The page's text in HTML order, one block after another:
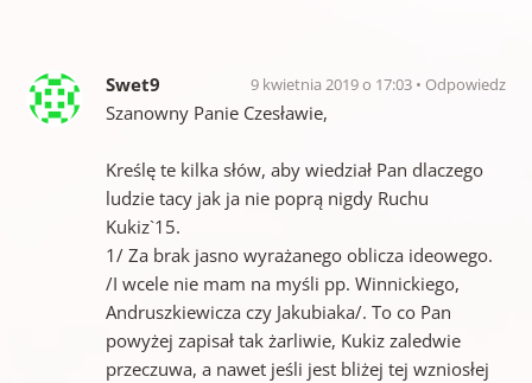
Swet9 9 kwietnia 2019 o 17:03 Odpowiedz
Szanowny Panie Czesławie,
Kreślę te kilka słów, aby wiedział Pan dlaczego
ludzie tacy jak ja nie poprą nigdy Ruchu
Kukiz`15.
1/ Za brak jasno wyrażanego oblicza ideowego.
/I wcele nie mam na myśli pp. Winnickiego,
Andruszkiewicza czy Jakubiaka/. To co Pan
powyżej zapisał tak żarliwie, Kukiz zaledwie
przeczuwa, a nawet jeśli jest bliżej tej wzniosłej